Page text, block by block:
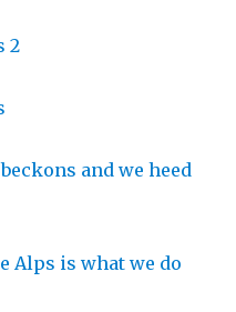
2
and we heed
Alps is what we do